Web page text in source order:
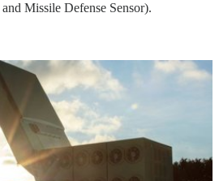
Missile Defense Sensor).